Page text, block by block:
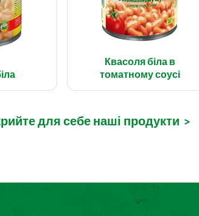
Квасоля біла в
томатному соусі
для себе наші продукти >